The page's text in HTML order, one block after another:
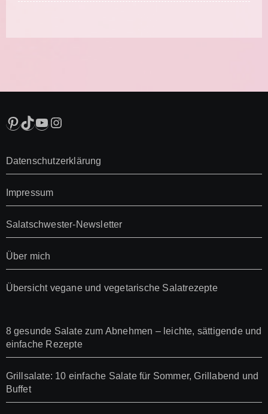
Pinterest
TikTok
YouTube
Instagram
Datenschutzerklärung
Impressum
Salatschwester-Newsletter
Über mich
Übersicht vegane und vegetarische Salatrezepte
8 gesunde Salate zum Abnehmen – leichte, sättigende und
einfache Rezepte
Grillsalate: 10 einfache Salate für Sommer, Grillabend und
Buffet